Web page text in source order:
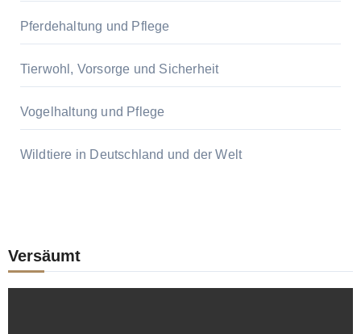
Pferdehaltung und Pflege
Tierwohl, Vorsorge und Sicherheit
Vogelhaltung und Pflege
Wildtiere in Deutschland und der Welt
Versäumt